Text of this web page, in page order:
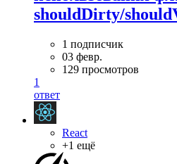
shouldDirty/
1 подписчик
03 февр.
129 просмотров
1
ответ
React
+1 ещё